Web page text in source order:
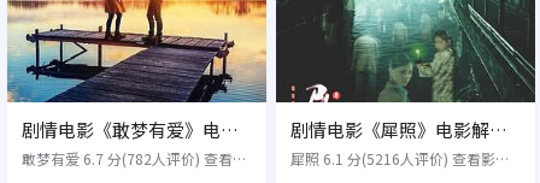
剧情电影《敢梦有爱》电影
解说文案/片源
敢梦有爱 6.7 分(782人评价) 查看影
剧情电影《犀照》电影解说
文案/片源
犀照 6.1 分(5216人评价) 查看影评